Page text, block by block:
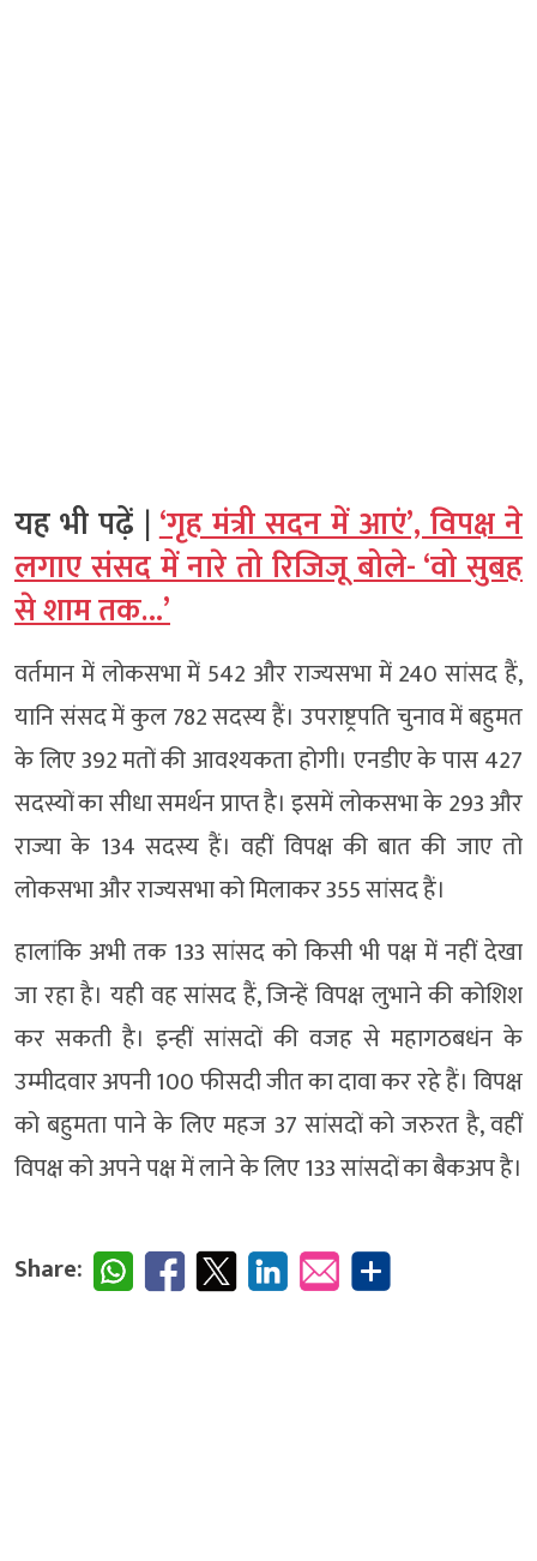
यह भी पढ़ें |‘गृह मंत्री सदन में आएं’, विपक्ष ने
लगाए संसद में नारे तो रिजिजू बोले- ‘वो सुबह
से शाम तक…’
वर्तमान में लोकसभा में 542 और राज्यसभा में 240 सांसद हैं,
यानि संसद में कुल 782 सदस्य हैं। उपराष्ट्रपति चुनाव में बहुमत
के लिए 392 मतों की आवश्यकता होगी। एनडीए के पास 427
सदस्यों का सीधा समर्थन प्राप्त है। इसमें लोकसभा के 293 और
राज्या के 134 सदस्य हैं। वहीं विपक्ष की बात की जाए तो
लोकसभा और राज्यसभा को मिलाकर 355 सांसद हैं।
हालांकि अभी तक 133 सांसद को किसी भी पक्ष में नहीं देखा
जा रहा है। यही वह सांसद हैं, जिन्हें विपक्ष लुभाने की कोशिश
कर सकती है। इन्हीं सांसदों की वजह से महागठबधंन के
उम्मीदवार अपनी 100 फीसदी जीत का दावा कर रहे हैं। विपक्ष
को बहुमता पाने के लिए महज 37 सांसदों को जरुरत है, वहीं
विपक्ष को अपने पक्ष में लाने के लिए 133 सांसदों का बैकअप है।
Share: